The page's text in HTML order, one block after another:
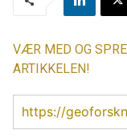
VÆR MED OG
ARTIKKELEN!
https://